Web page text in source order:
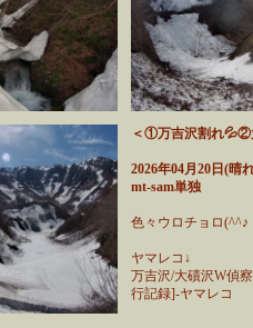
＜①万吉沢割れ💦②
2026年04月20日(晴
mt-sam単独
色々ウロチョロ(^^♪
ヤマレコ↓
万吉沢/大磧沢W偵
行記録]-ヤマレコ